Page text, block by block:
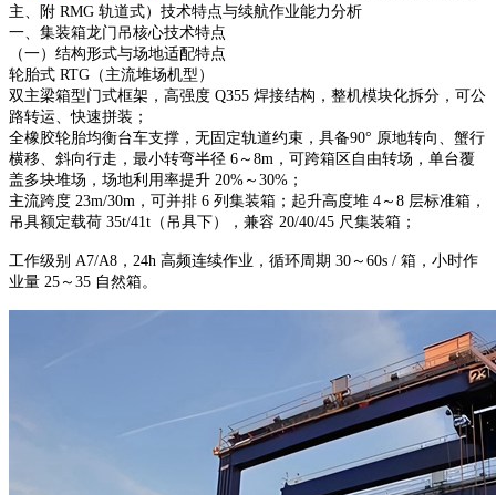
主、附 RMG 轨道式）技术特点与续航作业能力分析
一、集装箱龙门吊核心技术特点
（一）结构形式与场地适配特点
轮胎式 RTG（主流堆场机型）
双主梁箱型门式框架，高强度 Q355 焊接结构，整机模块化拆分，可公
路转运、快速拼装；
全橡胶轮胎均衡台车支撑，无固定轨道约束，具备90° 原地转向、蟹行
横移、斜向行走，最小转弯半径 6～8m，可跨箱区自由转场，单台覆
盖多块堆场，场地利用率提升 20%～30%；
主流跨度 23m/30m，可并排 6 列集装箱；起升高度堆 4～8 层标准箱，
吊具额定载荷 35t/41t（吊具下），兼容 20/40/45 尺集装箱；
工作级别 A7/A8，24h 高频连续作业，循环周期 30～60s / 箱，小时作
业量 25～35 自然箱。